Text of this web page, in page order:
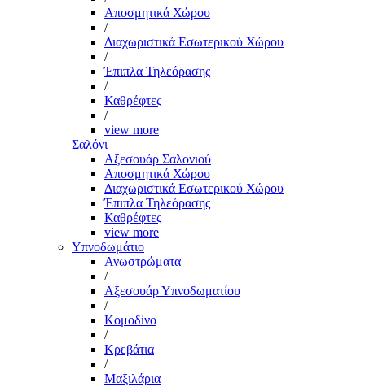
Αποσμητικά Χώρου
/
Διαχωριστικά Εσωτερικού Χώρου
/
Έπιπλα Τηλεόρασης
/
Καθρέφτες
/
view more
Σαλόνι
Αξεσουάρ Σαλονιού
Αποσμητικά Χώρου
Διαχωριστικά Εσωτερικού Χώρου
Έπιπλα Τηλεόρασης
Καθρέφτες
view more
Υπνοδωμάτιο
Ανωστρώματα
/
Αξεσουάρ Υπνοδωματίου
/
Κομοδίνο
/
Κρεβάτια
/
Μαξιλάρια